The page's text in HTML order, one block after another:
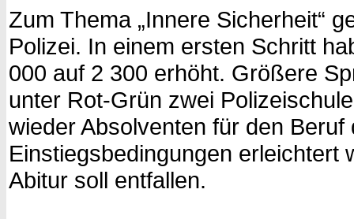
Zum Thema „Innere Sicherheit“
Polizei. In einem ersten Schritt
000 auf 2 300 erhöht. Größere
unter Rot-Grün zwei
wieder Absolventen für den
Einstiegsbedingungen erleichtert
Abitur soll entfallen.